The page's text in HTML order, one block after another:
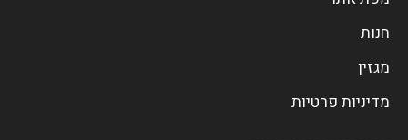
חנות
מגזין
מדיניות פרטיות